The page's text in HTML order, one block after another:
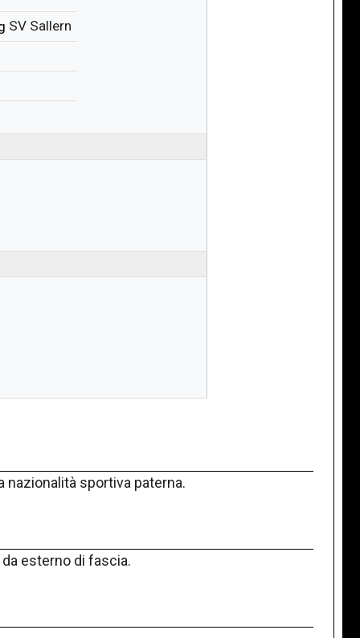
SV Sallern
nazionalità sportiva paterna.
esterno di fascia.